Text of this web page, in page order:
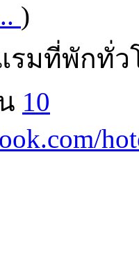
)
รมที่พักทั่
10